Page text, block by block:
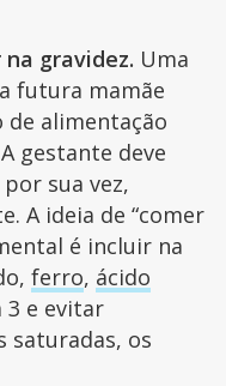
gravidez. Uma
futura mamãe
alimentação
gestante deve
sua vez,
A ideia de “comer
é incluir na
ferro, ácido
3 e evitar
saturadas, os